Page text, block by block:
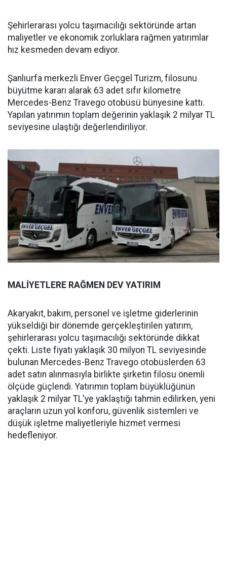
Şehirlerarası yolcu taşımacılığı sektöründe artan
maliyetler ve ekonomik zorluklara rağmen yatırımlar
hız kesmeden devam ediyor.
Şanlıurfa merkezli Enver Geçgel Turizm, filosunu
büyütme kararı alarak 63 adet sıfır kilometre
Mercedes-Benz Travego otobüsü bünyesine kattı.
Yapılan yatırımın toplam değerinin yaklaşık 2 milyar TL
seviyesine ulaştığı değerlendiriliyor.
MALİYETLERE RAĞMEN DEV YATIRIM
Akaryakıt, bakım, personel ve işletme giderlerinin
yükseldiği bir dönemde gerçekleştirilen yatırım,
şehirlerarası yolcu taşımacılığı sektöründe dikkat
çekti. Liste fiyatı yaklaşık 30 milyon TL seviyesinde
bulunan Mercedes-Benz Travego otobüslerden 63
adet satın alınmasıyla birlikte şirketin filosu önemli
ölçüde güçlendi. Yatırımın toplam büyüklüğünün
yaklaşık 2 milyar TL'ye yaklaştığı tahmin edilirken, yeni
araçların uzun yol konforu, güvenlik sistemleri ve
düşük işletme maliyetleriyle hizmet vermesi
hedefleniyor.